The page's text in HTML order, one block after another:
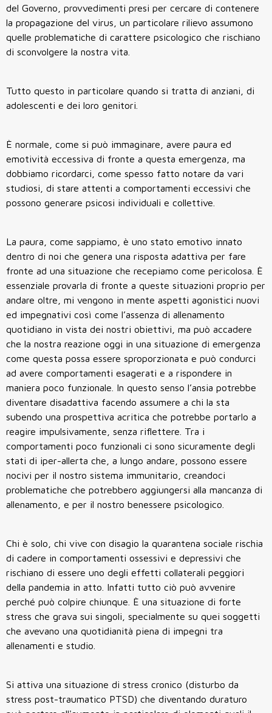
del Governo, provvedimenti presi per cercare di contenere
la propagazione del virus, un particolare rilievo assumono
quelle problematiche di carattere psicologico che rischiano
di sconvolgere la nostra vita.
Tutto questo in particolare quando si tratta di anziani, di
adolescenti e dei loro genitori.
È normale, come si può immaginare, avere paura ed
emotività eccessiva di fronte a questa emergenza, ma
dobbiamo ricordarci, come spesso fatto notare da vari
studiosi, di stare attenti a comportamenti eccessivi che
possono generare psicosi individuali e collettive.
La paura, come sappiamo, è uno stato emotivo innato
dentro di noi che genera una risposta adattiva per fare
fronte ad una situazione che recepiamo come pericolosa. È
essenziale provarla di fronte a queste situazioni proprio per
andare oltre, mi vengono in mente aspetti agonistici nuovi
ed impegnativi così come l’assenza di allenamento
quotidiano in vista dei nostri obiettivi, ma può accadere
che la nostra reazione oggi in una situazione di emergenza
come questa possa essere sproporzionata e può condurci
ad avere comportamenti esagerati e a rispondere in
maniera poco funzionale. In questo senso l’ansia potrebbe
diventare disadattiva facendo assumere a chi la sta
subendo una prospettiva acritica che potrebbe portarlo a
reagire impulsivamente, senza riflettere. Tra i
comportamenti poco funzionali ci sono sicuramente degli
stati di iper-allerta che, a lungo andare, possono essere
nocivi per il nostro sistema immunitario, creandoci
problematiche che potrebbero aggiungersi alla mancanza di
allenamento, e per il nostro benessere psicologico.
Chi è solo, chi vive con disagio la quarantena sociale rischia
di cadere in comportamenti ossessivi e depressivi che
rischiano di essere uno degli effetti collaterali peggiori
della pandemia in atto. Infatti tutto ciò può avvenire
perché può colpire chiunque. È una situazione di forte
stress che grava sui singoli, specialmente su quei soggetti
che avevano una quotidianità piena di impegni tra
allenamenti e studio.
Si attiva una situazione di stress cronico (disturbo da
stress post-traumatico PTSD) che diventando duraturo